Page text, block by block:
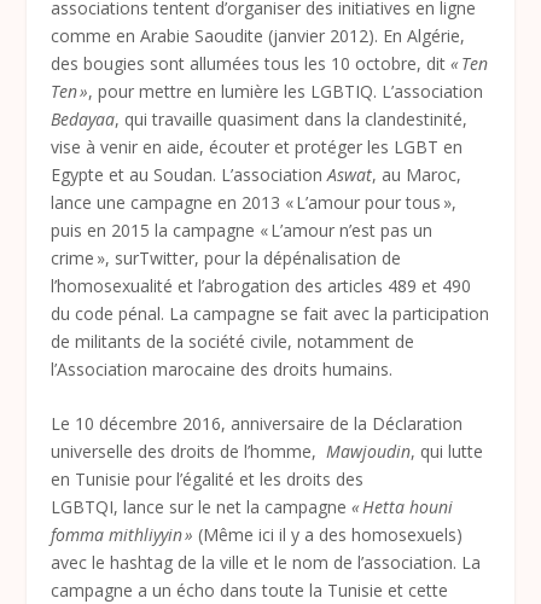
associations tentent d’organiser des initiatives en ligne
comme en Arabie Saoudite (janvier 2012). En Algérie,
des bougies sont allumées tous les 10 octobre, dit« Ten
Ten », pour mettre en lumière les LGBTIQ. L’association
Bedayaa, qui travaille quasiment dans la clandestinité,
vise à venir en aide, écouter et protéger les LGBT en
Egypte et au Soudan. L’associationAswat, au Maroc,
lance une campagne en 2013 « L’amour pour tous »,
puis en 2015 la campagne « L’amour n’est pas un
crime », surTwitter, pour la dépénalisation de
l’homosexualité et l’abrogation des articles 489 et 490
du code pénal. La campagne se fait avec la participation
de militants de la société civile, notamment de
l’Association marocaine des droits humains.
Le 10 décembre 2016, anniversaire de la Déclaration
universelle des droits de l’homme,Mawjoudin, qui lutte
en Tunisie pour l’égalité et les droits des
LGBTQI, lance sur le net la campagne« Hetta houni
fomma mithliyyin » (Même ici il y a des homosexuels)
avec le hashtag de la ville et le nom de l’association. La
campagne a un écho dans toute la Tunisie et cette